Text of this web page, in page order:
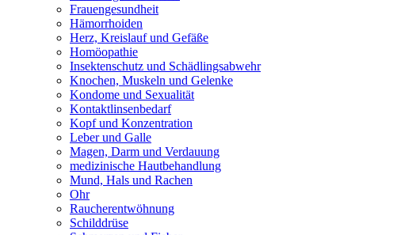
Frauengesundheit
Hämorrhoiden
Herz, Kreislauf und Gefäße
Homöopathie
Insektenschutz und Schädlingsabwehr
Knochen, Muskeln und Gelenke
Kondome und Sexualität
Kontaktlinsenbedarf
Kopf und Konzentration
Leber und Galle
Magen, Darm und Verdauung
medizinische Hautbehandlung
Mund, Hals und Rachen
Ohr
Raucherentwöhnung
Schilddrüse